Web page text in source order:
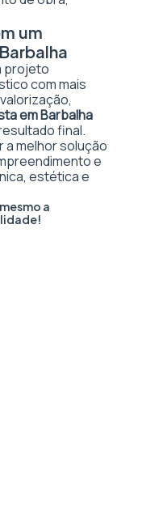
um
projeto
com mais
em Barbalha
final.
melhor solução
e
estética e
a